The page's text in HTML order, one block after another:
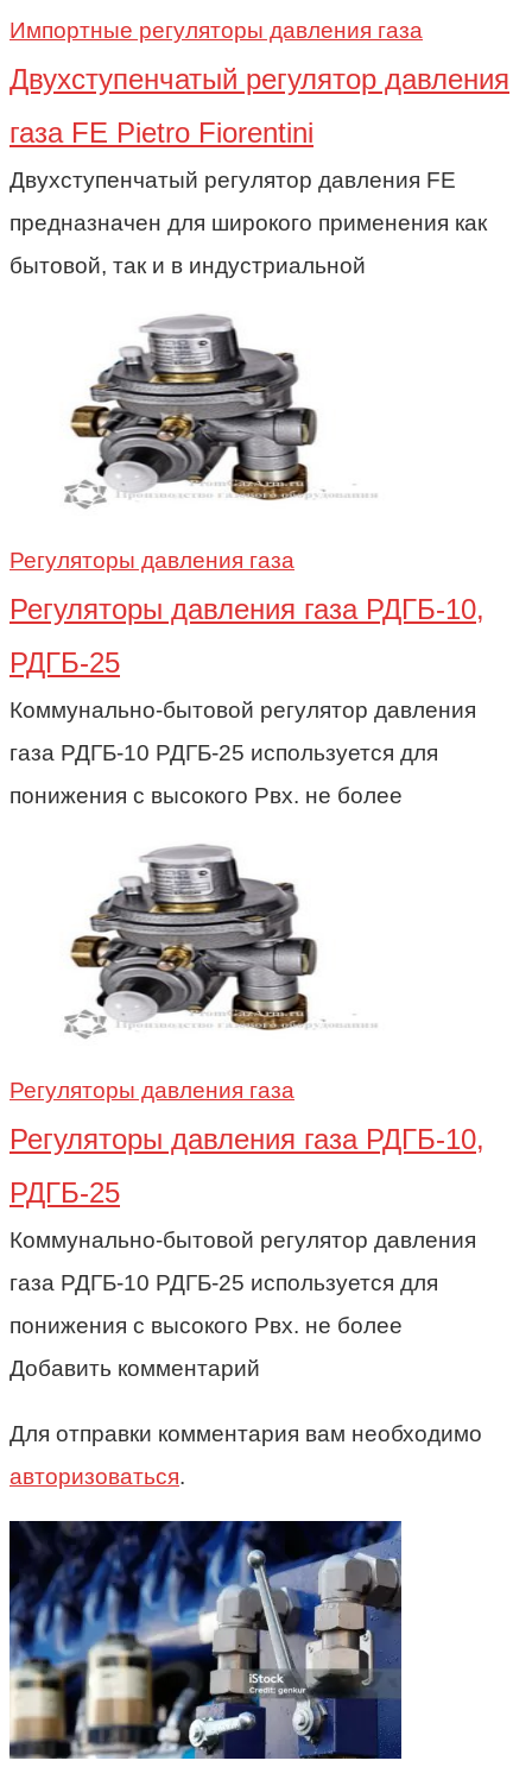
Импортные регуляторы давления газа
Двухступенчатый регулятор давления
газа FE Pietro Fiorentini
Двухступенчатый регулятор давления FE
предназначен для широкого применения как
бытовой, так и в индустриальной
Регуляторы давления газа
Регуляторы давления газа РДГБ-10,
РДГБ-25
Коммунально-бытовой регулятор давления
газа РДГБ-10 РДГБ-25 используется для
понижения с высокого Рвх. не более
Регуляторы давления газа
Регуляторы давления газа РДГБ-10,
РДГБ-25
Коммунально-бытовой регулятор давления
газа РДГБ-10 РДГБ-25 используется для
понижения с высокого Рвх. не более
Добавить комментарий
Для отправки комментария вам необходимо
авторизоваться.